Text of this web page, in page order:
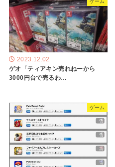
ゲーム
2023.12.02
ゲオ「ティアキン売れねーから
3000円台で売るわ…
ゲーム